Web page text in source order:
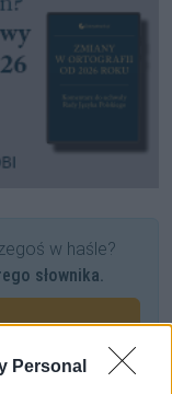
Personal
w haśle?
słownika.